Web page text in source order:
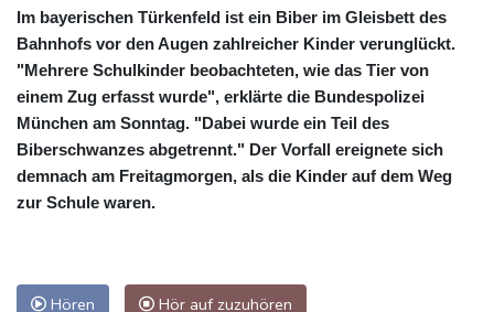
Im bayerischen Türkenfeld ist ein Biber im Gleisbett des
Bahnhofs vor den Augen zahlreicher Kinder verunglückt.
"Mehrere Schulkinder beobachteten, wie das Tier von
einem Zug erfasst wurde", erklärte die Bundespolizei
München am Sonntag. "Dabei wurde ein Teil des
Biberschwanzes abgetrennt." Der Vorfall ereignete sich
demnach am Freitagmorgen, als die Kinder auf dem Weg
zur Schule waren.
Hören Hör auf zuzuhören